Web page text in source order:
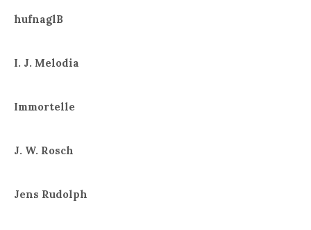
hufnaglB
I. J. Melodia
Immortelle
J. W. Rosch
Jens Rudolph